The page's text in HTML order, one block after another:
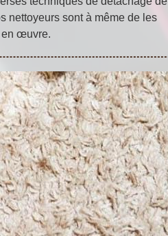
nettoyeurs sont à même de les
en œuvre.